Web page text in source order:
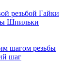
резьбой Гайки
Шпильки
шагом резьбы
шаг